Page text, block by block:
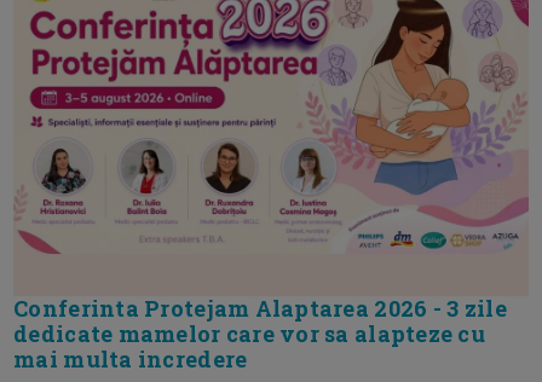
Conferinta Protejam Alaptarea 2026 - 3 zile
dedicate mamelor care vor sa alapteze cu
mai multa incredere